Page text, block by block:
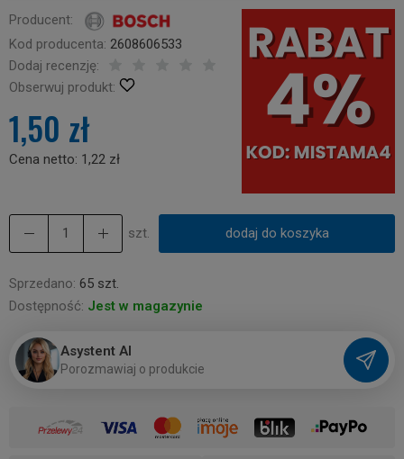
Producent:
Kod producenta: 2608606533
Dodaj recenzję:
Obserwuj produkt:
1,50 zł
Cena netto: 1,22 zł
szt. dodaj do koszyka
Sprzedano: 65 szt.
Dostępność: Jest w magazynie
Asystent AI
Porozmawiaj o produkcie